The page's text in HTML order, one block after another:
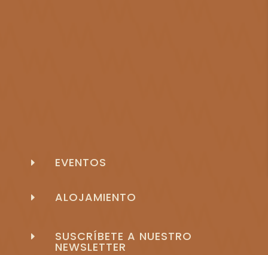
E EVENTOS
E ALOJAMIENTO
E SUSCRÍBETE A NUESTRO
NEWSLETTER